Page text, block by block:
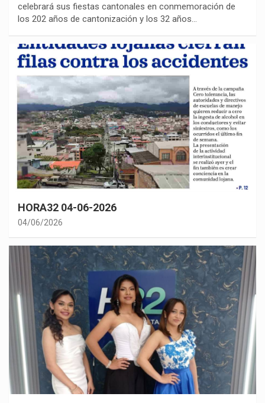
celebrará sus fiestas cantonales en conmemoración de
los 202 años de cantonización y los 32 años…
HORA32 04-06-2026
04/06/2026